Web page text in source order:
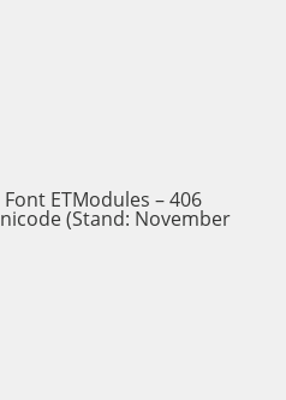
ETModules – 406
(Stand: November